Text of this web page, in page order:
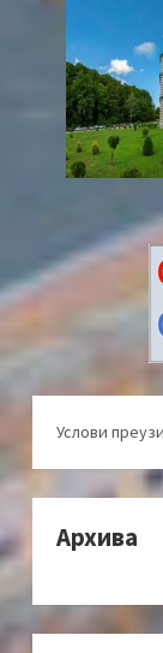
Услови
Архива